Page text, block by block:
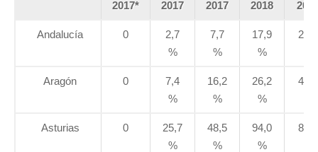
2017*
2017
2017
2018
Andalucía 0
2,7
%
7,7
%
17,9
%
25,3
Aragón 0
7,4
%
16,2
%
26,2
%
45,3
Asturias 0
25,7
%
48,5
%
94,0
%
86,6